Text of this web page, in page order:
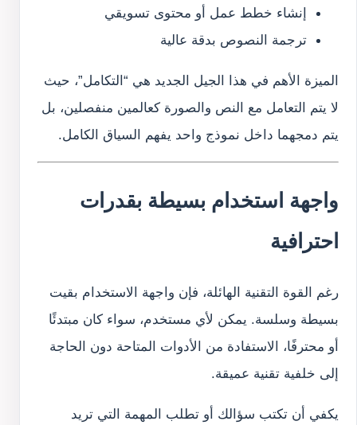
إنشاء خطط عمل أو محتوى تسويقي
ترجمة النصوص بدقة عالية
الميزة الأهم في هذا الجيل الجديد هي “التكامل”، حيث
لا يتم التعامل مع النص والصورة كعالمين منفصلين، بل
يتم دمجهما داخل نموذج واحد يفهم السياق الكامل.
واجهة استخدام بسيطة بقدرات
احترافية
رغم القوة التقنية الهائلة، فإن واجهة الاستخدام بقيت
بسيطة وسلسة. يمكن لأي مستخدم، سواء كان مبتدئًا
أو محترفًا، الاستفادة من الأدوات المتاحة دون الحاجة
إلى خلفية تقنية عميقة.
يكفي أن تكتب سؤالك أو تطلب المهمة التي تريد